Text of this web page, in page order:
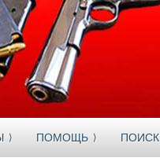
ПОМОЩЬ ПОИСК